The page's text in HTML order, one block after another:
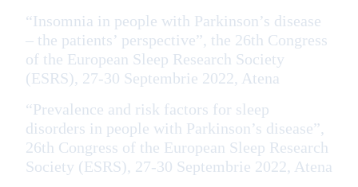
“Insomnia in people with Parkinson’s disease
– the patients’ perspective”, the 26th Congress
of the European Sleep Research Society
(ESRS), 27-30 Septembrie 2022, Atena
“Prevalence and risk factors for sleep
disorders in people with Parkinson’s disease”,
26th Congress of the European Sleep Research
Society (ESRS), 27-30 Septembrie 2022, Atena